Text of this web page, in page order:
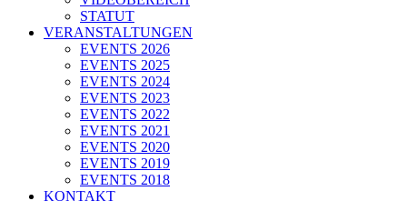
STATUT
VERANSTALTUNGEN
EVENTS 2026
EVENTS 2025
EVENTS 2024
EVENTS 2023
EVENTS 2022
EVENTS 2021
EVENTS 2020
EVENTS 2019
EVENTS 2018
KONTAKT